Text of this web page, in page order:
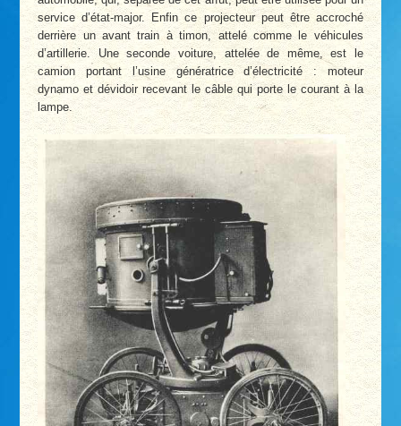
service d’état-major. Enfin ce projecteur peut être accroché
derrière un avant­ train à timon, attelé comme le véhicules
d’artillerie. Une seconde voiture, attelée de même, est le
camion portant l’usine génératrice d’électricité : moteur
dynamo et dévidoir recevant le câble qui porte le courant à la
lampe.